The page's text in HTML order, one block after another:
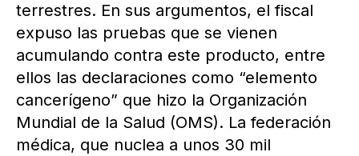
terrestres. En sus argumentos, el fiscal
expuso las pruebas que se vienen
acumulando contra este producto, entre
ellos las declaraciones como “elemento
cancerígeno” que hizo la Organización
Mundial de la Salud (OMS). La federación
médica, que nuclea a unos 30 mil